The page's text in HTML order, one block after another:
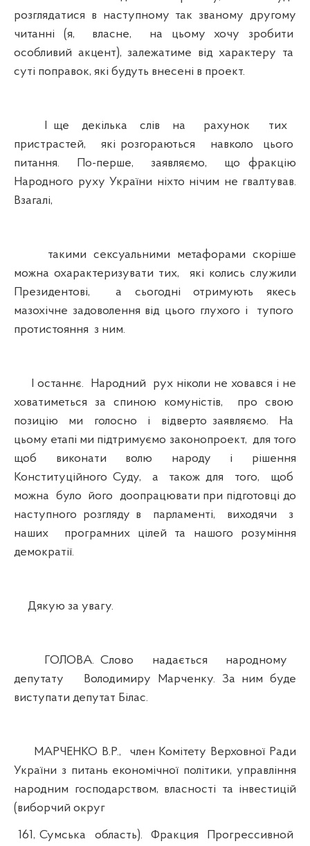
розглядатися в наступному так званому другому
читанні (я, власне, на цьому хочу зробити
особливий акцент), залежатиме від характеру та
суті поправок, які будуть внесені в проект.
І ще декілька слів на рахунок тих
пристрастей, які розгораються навколо цього
питання. По-перше, заявляємо, що фракцію
Народного руху України ніхто нічим не гвалтував.
Взагалі,
такими сексуальними метафорами скоріше
можна охарактеризувати тих, які колись служили
Президентові, а сьогодні отримують якесь
мазохічне задоволення від цього глухого і тупого
протистояння з ним.
І останнє. Народний рух ніколи не ховався і не
ховатиметься за спиною комуністів, про свою
позицію ми голосно і відверто заявляємо. На
цьому етапі ми підтримуємо законопроект, для того
щоб виконати волю народу і рішення
Конституційного Суду, а також для того, щоб
можна було його доопрацювати при підготовці до
наступного розгляду в парламенті, виходячи з
наших програмних цілей та нашого розуміння
демократії.
Дякую за увагу.
ГОЛОВА. Слово надається народному
депутату Володимиру Марченку. За ним буде
виступати депутат Білас.
МАРЧЕНКО В.Р., член Комітету Верховної Ради
України з питань економічної політики, управління
народним господарством, власності та інвестицій
(виборчий округ
161, Сумська область). Фракция Прогрессивной